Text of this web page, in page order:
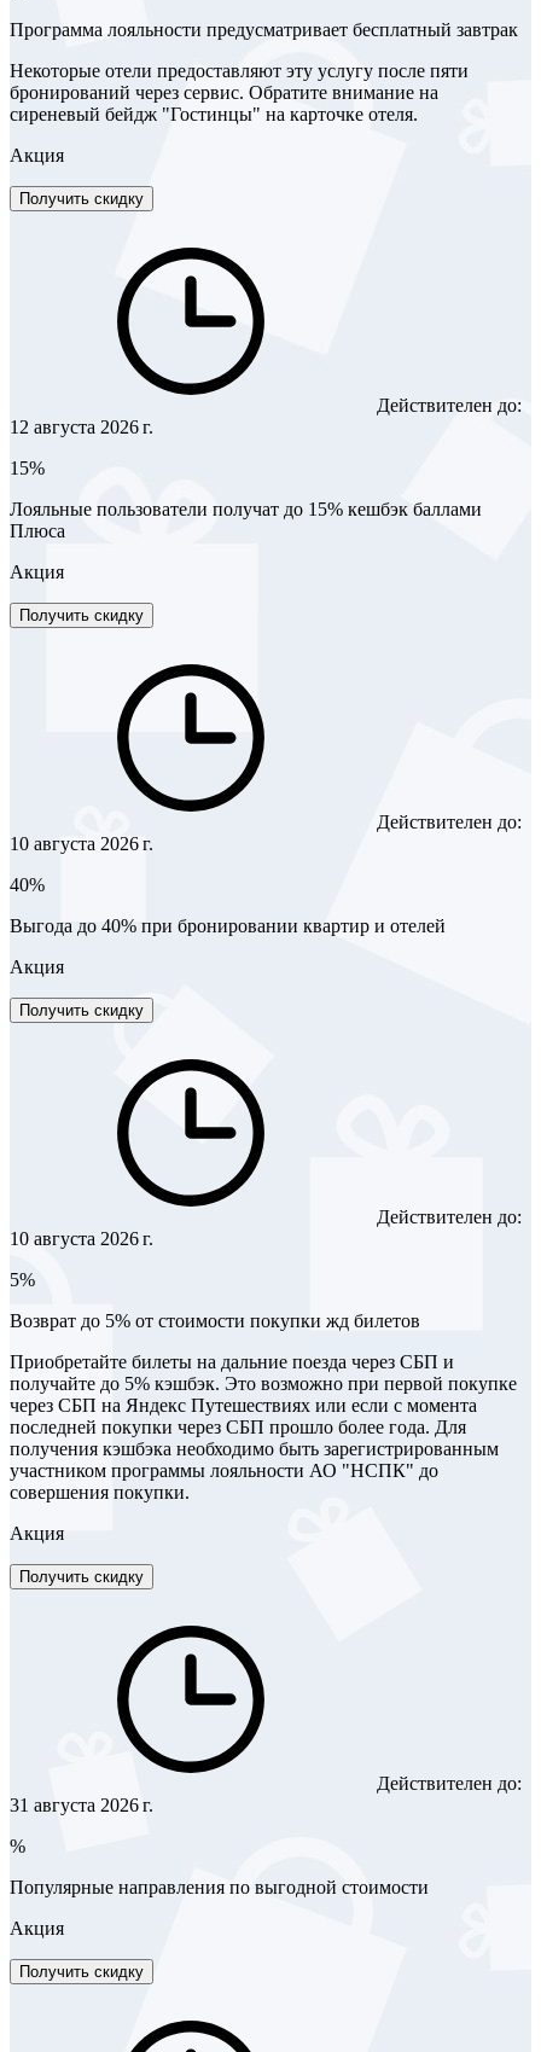
Программа лояльности предусматривает бесплатный завтрак
Некоторые отели предоставляют эту услугу после пяти
бронирований через сервис. Обратите внимание на
сиреневый бейдж "Гостинцы" на карточке отеля.
Акция
Получить скидку
Действителен до:
12 августа 2026 г.
15%
Лояльные пользователи получат до 15% кешбэк баллами
Плюса
Акция
Получить скидку
Действителен до:
10 августа 2026 г.
40%
Выгода до 40% при бронировании квартир и отелей
Акция
Получить скидку
Действителен до:
10 августа 2026 г.
5%
Возврат до 5% от стоимости покупки жд билетов
Приобретайте билеты на дальние поезда через СБП и
получайте до 5% кэшбэк. Это возможно при первой покупке
через СБП на Яндекс Путешествиях или если с момента
последней покупки через СБП прошло более года. Для
получения кэшбэка необходимо быть зарегистрированным
участником программы лояльности АО "НСПК" до
совершения покупки.
Акция
Получить скидку
Действителен до:
31 августа 2026 г.
%
Популярные направления по выгодной стоимости
Акция
Получить скидку